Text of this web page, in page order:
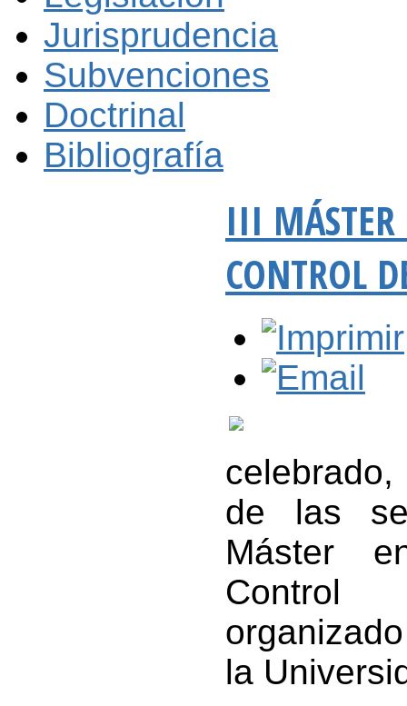
Jurisprudencia
Subvenciones
Doctrinal
Bibliografía
III MÁSTER
CONTROL
de las
Máster
Control
la